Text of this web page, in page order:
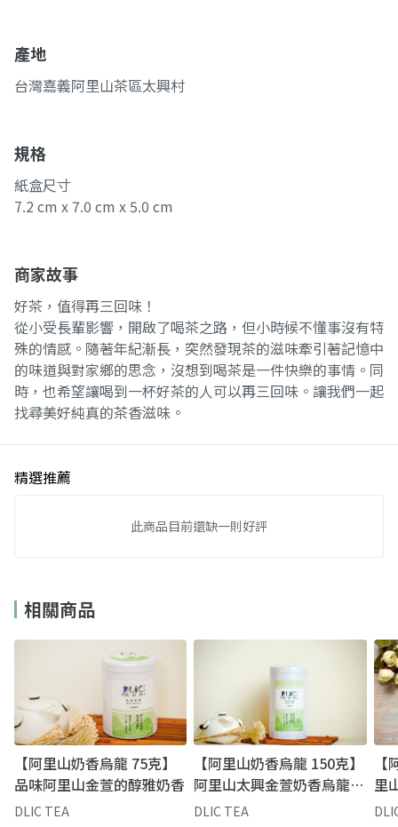
產地
台灣嘉義阿里山茶區太興村
規格
紙盒尺寸
7.2 cm x 7.0 cm x 5.0 cm
商家故事
好茶，值得再三回味！
從小受長輩影響，開啟了喝茶之路，但小時候不懂事沒有特
殊的情感。隨著年紀漸長，突然發現茶的滋味牽引著記憶中
的味道與對家鄉的思念，沒想到喝茶是一件快樂的事情。同
時，也希望讓喝到一杯好茶的人可以再三回味。讓我們一起
找尋美好純真的茶香滋味。
精選推薦
此商品目前還缺一則好評
相關商品
【阿里山奶香烏龍 75克】
品味阿里山金萱的醇雅奶香
DLIC TEA
【阿里山奶香烏龍 150克】
阿里山太興金萱奶香烏龍｜
一入口就懂的醇雅奶香
DLIC TEA
里
心